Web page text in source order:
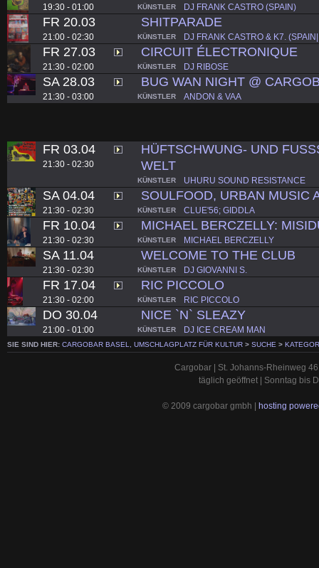
19:30 - 01:00 KÜNSTLER DJ FRANK CASTRO (SPAIN)
FR 20.03
21:00 - 02:30
SHITPARADE
KÜNSTLER DJ FRANK CASTRO & K7.
FR 27.03
21:30 - 02:00
CIRCUIT ÉLECTRONIQUE
KÜNSTLER DJ RIBOSE
SA 28.03
21:30 - 03:00
BUG WAN NIGHT @
KÜNSTLER ANDON & VAA
FR 03.04
21:30 - 02:30
HÜFTSCHWUNG- UND
WELT
KÜNSTLER UHURU SOUND RESISTANCE
SA 04.04
21:30 - 02:30
SOULFOOD, URBAN MUSIC
KÜNSTLER CLUE'56; GIDDLA
FR 10.04
21:30 - 02:30
MICHAEL BERCZELLY:
KÜNSTLER MICHAEL BERCZELLY
SA 11.04
21:30 - 02:30
WELCOME TO THE CLUB
KÜNSTLER DJ GIOVANNI S.
FR 17.04
21:30 - 02:00
RIC PICCOLO
KÜNSTLER RIC PICCOLO
DO 30.04
21:00 - 01:00
NICE `N` SLEAZY
KÜNSTLER DJ ICE CREAM MAN
SIE SIND HIER: CARGOBAR BASEL, UMSCHLAGPLATZ FÜR KULTUR > SUCHE >
Cargobar | St. Johanns-Rheinweg
täglich geöffnet | Sonntag bis
© 2009 cargobar gmbh | hosting